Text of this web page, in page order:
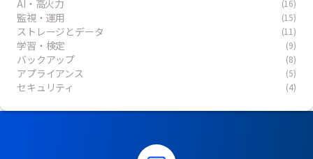
AI・高火力 (16)
監視・運用 (15)
ストレージとデータ (11)
学習・検定 (9)
バックアップ (8)
アプライアンス (5)
セキュリティ (4)